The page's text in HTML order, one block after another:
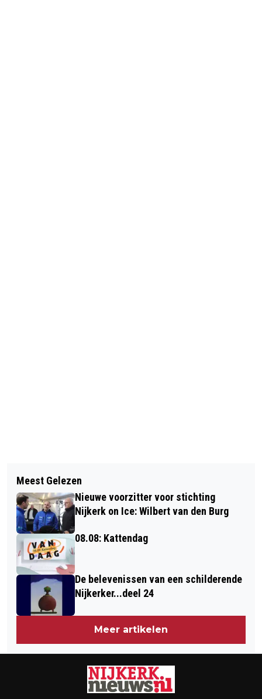
HOE VEILIG IS ONZE GEMEENTE, EEN
ACTUELE VRAAG VAN DE LOKALE
PARTIJ
KLANKBORDGROEP BEREIDT
TENTOONSTELLING NIJKERK -
SURINAME VOOR
Meest Gelezen
Nieuwe voorzitter voor stichting
Nijkerk on Ice: Wilbert van den Burg
08.08: Kattendag
De belevenissen van een schilderende
Nijkerker...deel 24
Meer artikelen